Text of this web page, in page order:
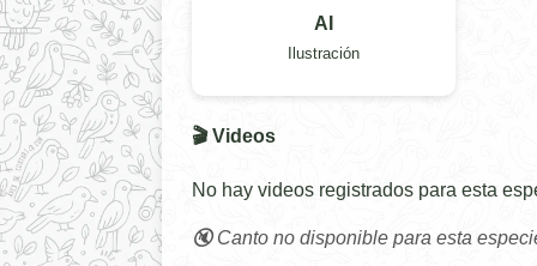
AI
Ilustración
🎬 Videos
No hay videos registrados para esta
🔇 Canto no disponible para esta